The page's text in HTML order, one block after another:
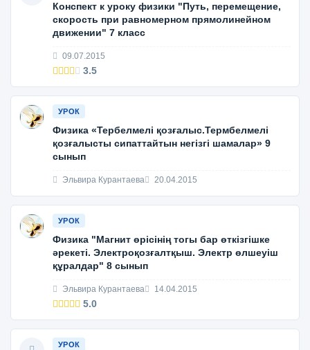
Конспект к уроку физики "Путь, перемещение,
скорость при равномерном прямолинейном
движении" 7 класс
09.07.2015
3.5
УРОК
Физика «Тербелмелі қозғалыс.Термбелмелі
қозғалысты сипаттайтын негізгі шамалар» 9
сынып
Эльвира Курантаева 20.04.2015
УРОК
Физика "Магнит өрiсiнiң тогы бар өткiзгiшке
әрекеті. Электроқозғалтқыш. Электр өлшеуіш
құралдар" 8 сынып
Эльвира Курантаева 14.04.2015
5.0
УРОК